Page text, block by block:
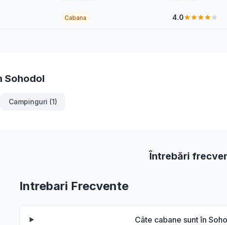
Cabana 4.0
Sohodol
Campinguri (1)
Întrebări
Intrebari Frecvente
Câte cabane sunt în